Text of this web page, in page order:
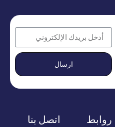
ارسال
روابط
اتصل بنا